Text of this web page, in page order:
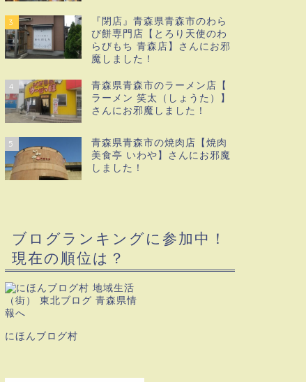
3
『閉店』青森県青森市のわら
び餅専門店【とろり天使のわ
らびもち 青森店】さんにお邪
魔しました！
4
青森県青森市のラーメン店【
ラーメン 笑太（しょうた）】
さんにお邪魔しました！
5
青森県青森市の焼肉店【焼肉
美食亭 いわや】さんにお邪魔
しました！
ブログランキングに参加中！
現在の順位は？
にほんブログ村